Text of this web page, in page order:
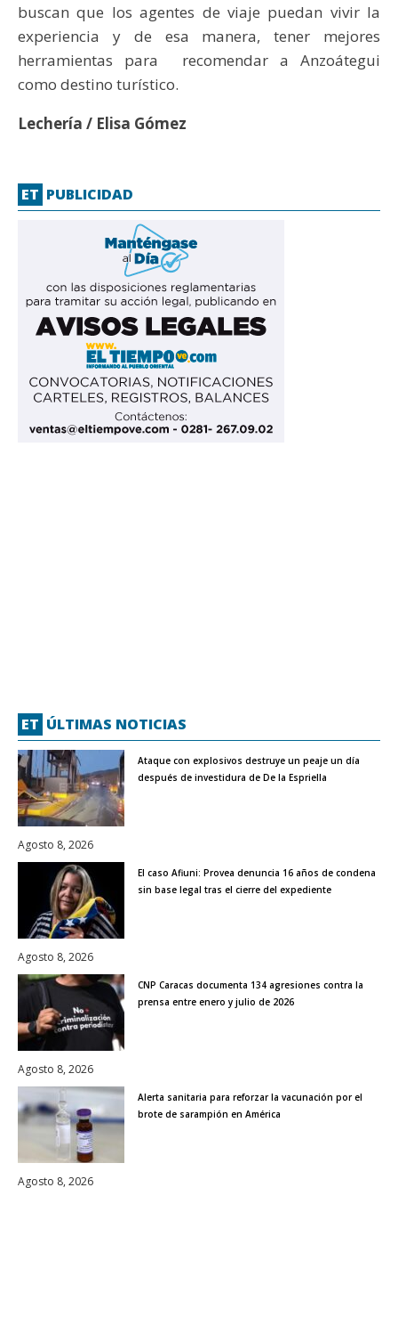
buscan que los agentes de viaje puedan vivir la
experiencia y de esa manera, tener mejores
herramientas para recomendar a Anzoátegui
como destino turístico.
Lechería / Elisa Gómez
ET PUBLICIDAD
ET ÚLTIMAS NOTICIAS
Ataque con explosivos destruye un peaje un día
después de investidura de De la Espriella
Agosto 8, 2026
El caso Afiuni: Provea denuncia 16 años de condena
sin base legal tras el cierre del expediente
Agosto 8, 2026
CNP Caracas documenta 134 agresiones contra la
prensa entre enero y julio de 2026
Agosto 8, 2026
Alerta sanitaria para reforzar la vacunación por el
brote de sarampión en América
Agosto 8, 2026